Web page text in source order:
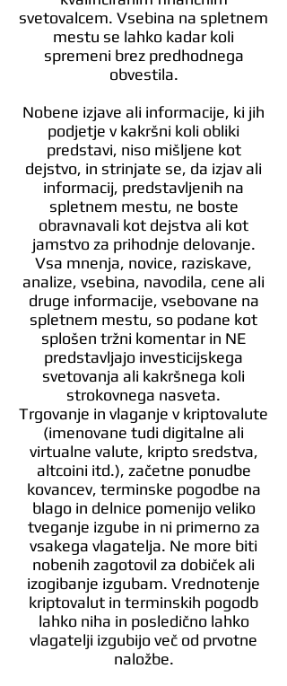
svetovalcem. Vsebina na spletnem
mestu se lahko kadar koli
spremeni brez predhodnega
obvestila.
Nobene izjave ali informacije, ki jih
podjetje v kakršni koli obliki
predstavi, niso mišljene kot
dejstvo, in strinjate se, da izjav ali
informacij, predstavljenih na
spletnem mestu, ne boste
obravnavali kot dejstva ali kot
jamstvo za prihodnje delovanje.
Vsa mnenja, novice, raziskave,
analize, vsebina, navodila, cene ali
druge informacije, vsebovane na
spletnem mestu, so podane kot
splošen tržni komentar in NE
predstavljajo investicijskega
svetovanja ali kakršnega koli
strokovnega nasveta.
Trgovanje in vlaganje v kriptovalute
(imenovane tudi digitalne ali
virtualne valute, kripto sredstva,
altcoini itd.), začetne ponudbe
kovancev, terminske pogodbe na
blago in delnice pomenijo veliko
tveganje izgube in ni primerno za
vsakega vlagatelja. Ne more biti
nobenih zagotovil za dobiček ali
izogibanje izgubam. Vrednotenje
kriptovalut in terminskih pogodb
lahko niha in posledično lahko
vlagatelji izgubijo več od prvotne
naložbe.